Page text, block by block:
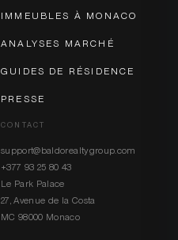
IMMEUBLES À MONACO
ANALYSES MARCHÉ
GUIDES DE RÉSIDENCE
PRESSE
CONTACT
support@baldorealtygroup.com
+377 93 25 80 43
Le Park Palace
27, Avenue de la Costa
MC 98000 Monaco